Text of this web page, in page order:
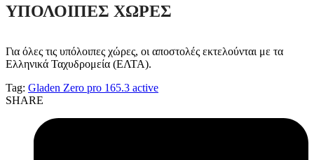
ΥΠΟΛΟΙΠΕΣ ΧΩΡΕΣ
Για όλες τις υπόλοιπες χώρες, οι αποστολές εκτελούνται με τα
Ελληνικά Ταχυδρομεία (ΕΛΤΑ).
Tag: Gladen Zero pro 165.3 active
SHARE